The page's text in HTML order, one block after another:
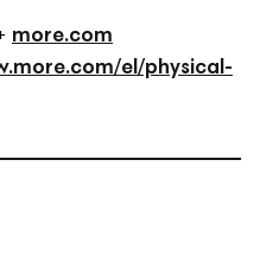
more.com
el/physical-